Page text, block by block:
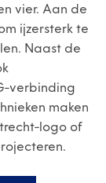
vier. Aan de
ijzersterk te
Naast de
verbinding
maken
logo of